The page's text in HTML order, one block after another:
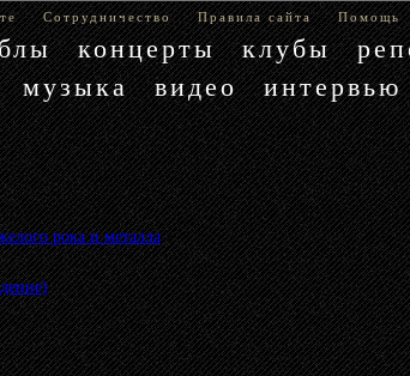
Сотрудничество Правила сайта Помощь
концерты клубы
музыка видео интервью
рока и металла»